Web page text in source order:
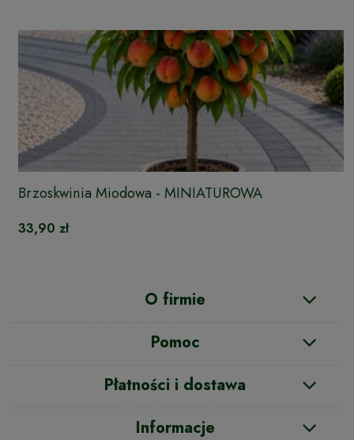
Brzoskwinia Miodowa - MINIATUROWA
33,90 zł
O firmie
Pomoc
Płatności i dostawa
Informacje